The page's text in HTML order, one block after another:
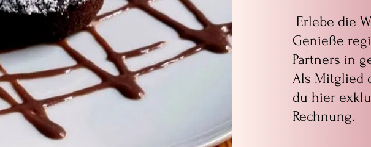
Erlebe die
Genieße
Partners in
Als Mitglied
du hier
Rechnung.